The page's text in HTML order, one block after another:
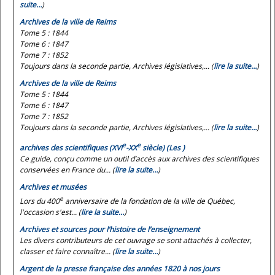
suite…)
Archives de la ville de Reims
Tome 5 : 1844
Tome 6 : 1847
Tome 7 : 1852
Toujours dans la seconde partie, Archives législatives,... (lire la suite…)
Archives de la ville de Reims
Tome 5 : 1844
Tome 6 : 1847
Tome 7 : 1852
Toujours dans la seconde partie, Archives législatives,... (lire la suite…)
archives des scientifiques (XVIe-XXesiècle) (Les )
Ce guide, conçu comme un outil d’accès aux archives des scientifiques
conservées en France du... (lire la suite…)
Archives et musées
Lors du 400e anniversaire de la fondation de la ville de Québec,
l'occasion s'est... (lire la suite…)
Archives et sources pour l’histoire de l’enseignement
Les divers contributeurs de cet ouvrage se sont attachés à collecter,
classer et faire connaître... (lire la suite…)
Argent de la presse française des années 1820 à nos jours